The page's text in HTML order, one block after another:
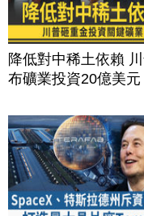
降低對中稀土依賴
布礦業投資20億美元